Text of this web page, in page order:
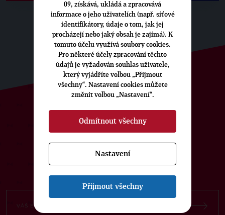
ODEBÍREJTE NÁŠ TOPOVÝ
NEWSLETTER
09, získává, ukládá a zpracovává
informace o jeho uživatelích (např. síťové
identifikátory, údaje o tom, jak jej
procházejí nebo jaký obsah je zajímá). K
tomuto účelu využívá soubory cookies.
Pro některé účely zpracování těchto
údajů je vyžadován souhlas uživatele,
který vyjádříte volbou „Přijmout
všechny“. Nastavení cookies můžete
změnit volbou „Nastavení“.
Odmítnout všechny
Nastavení
Přijmout všechny